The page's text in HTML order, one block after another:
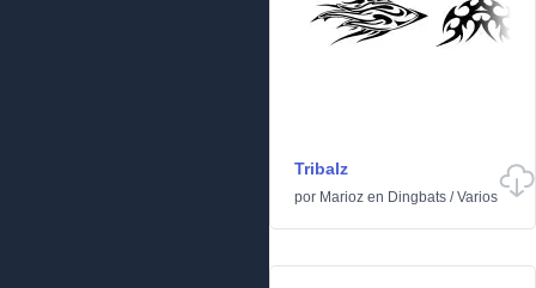
Tribalz
por Marioz en Dingbats /Varios